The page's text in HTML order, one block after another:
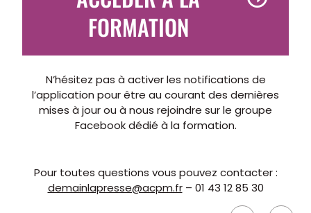
FORMATION
N’hésitez pas à activer les notifications de
l’application pour être au courant des dernières
mises à jour ou à nous rejoindre surle groupe
Facebookdédié à la formation.
Pour toutes questions vous pouvez contacter :
demainlapresse@acpm.fr– 01 43 12 85 30